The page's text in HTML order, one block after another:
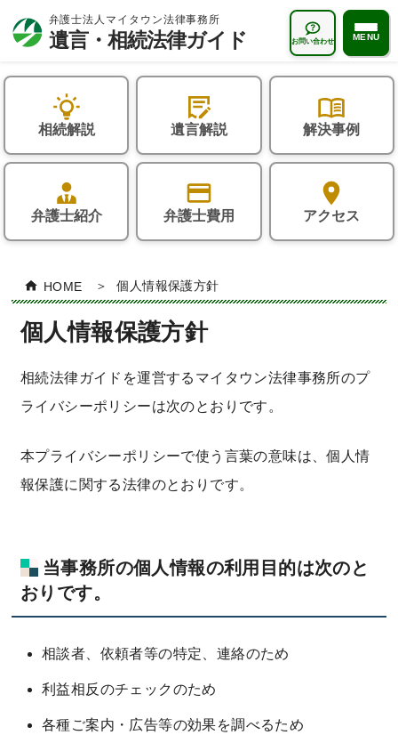
お問い合わせ MENU
遺言・相続法律ガイドTOP
状況から探す
お子様のいないご夫婦
再婚家庭の方
遺言書はなぜ必要か？
遺言書の書き方
「遺言執行者」とは？
相続解説
誰が相続人になるの？
相続の手続き・方法
遺留分とは？
遺留分侵害額請求／遺留分減殺請求
特別受益とは？
相続人調査
贈与・遺贈
限定承認とは？
遺産整理
相続一般について
相続人について
相続財産について
遺言について
遺産分割について
寄与分・特別受益について
解決事例
弁護士費用
二俣川事務所
新横浜事務所
メールでのお問い合わせ
相続解説 遺言解説 解決事例
弁護士紹介 弁護士費用 アクセス
HOME 個人情報保護方針
個人情報保護方針
相続法律ガイドを運営するマイタウン法律事務所のプ
ライバシーポリシーは次のとおりです。
本プライバシーポリシーで使う言葉の意味は、個人情
報保護に関する法律のとおりです。
当事務所の個人情報の利用目的は次のと
おりです。
相談者、依頼者等の特定、連絡のため
利益相反のチェックのため
各種ご案内・広告等の効果を調べるため